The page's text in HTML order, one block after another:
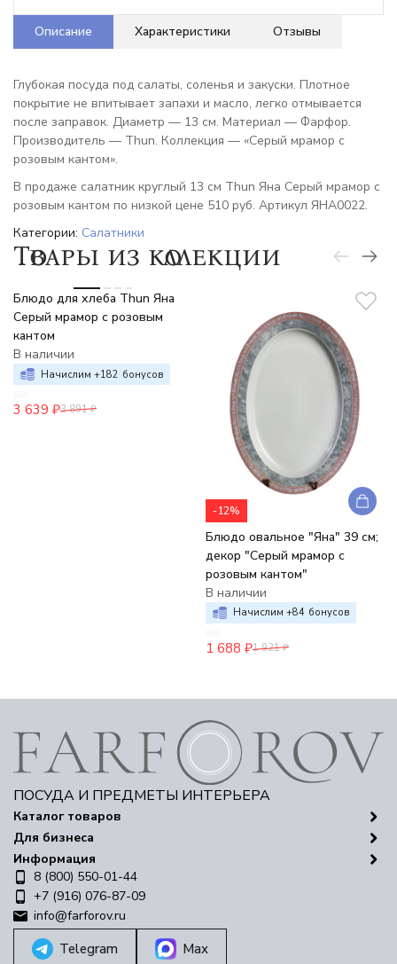
Описание Характеристики Отзывы
Глубокая посуда под салаты, соленья и закуски. Плотное
покрытие не впитывает запахи и масло, легко отмывается
после заправок. Диаметр — 13 см. Материал — Фарфор.
Производитель — Thun. Коллекция — «Серый мрамор с
розовым кантом».
В продаже салатник круглый 13 см Thun Яна Серый мрамор с
розовым кантом по низкой цене 510 руб. Артикул ЯНА0022.
Категории: Салатники
Товары из коллекции
Блюдо для хлеба Thun Яна
Серый мрамор с розовым
кантом
В наличии
Начислим +182 бонусов
3 639 ₽3 891 ₽
-12%
Блюдо овальное "Яна" 39 см;
декор "Серый мрамор с
розовым кантом"
В наличии
Начислим +84 бонусов
1 688 ₽1 921 ₽
ПОСУДА И ПРЕДМЕТЫ ИНТЕРЬЕРА
Каталог товаров
Для бизнеса
Информация
8 (800) 550-01-44
+7 (916) 076-87-09
info@farforov.ru
Telegram Max